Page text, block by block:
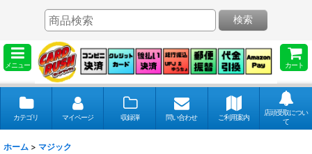
メニュー カート
検索
カテゴリ マイページ 収録弾 問い合わせ ご利用案内
店頭受取につい
て
ホーム > マジック